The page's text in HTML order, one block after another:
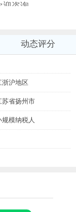
迎咨询
动态评分
浙沪地区
苏省扬州市
规模纳税人